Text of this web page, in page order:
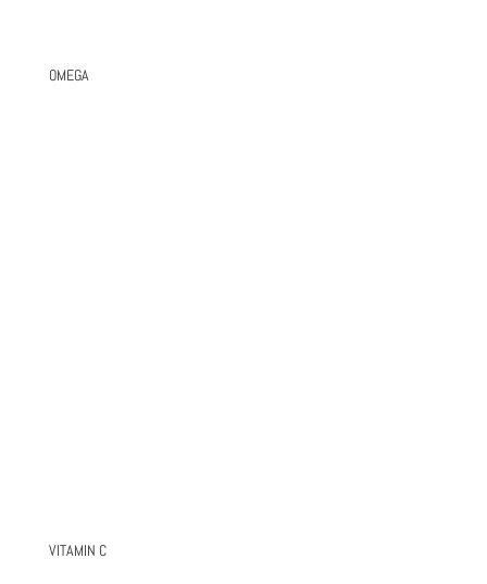
OMEGA
VITAMIN C